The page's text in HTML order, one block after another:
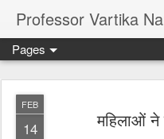
Professor Vartika
Pages
FEB
14 महिलाओं